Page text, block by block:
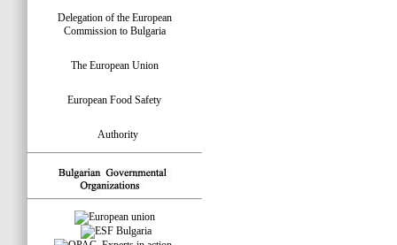
Delegation of the European
Commission to Bulgaria
The European Union
European Food Safety
Authority